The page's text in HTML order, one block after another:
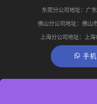
东莞分公司地址：广
佛山分公司地址：佛山
上海分公司地址：上
手